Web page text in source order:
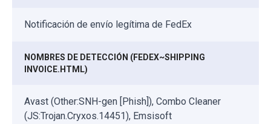
Notificación de envío legítima de FedEx
NOMBRES DE DETECCIÓN (FEDEX~SHIPPING
INVOICE.HTML)
Avast (Other:SNH-gen [Phish]), Combo Cleaner
(JS:Trojan.Cryxos.14451), Emsisoft